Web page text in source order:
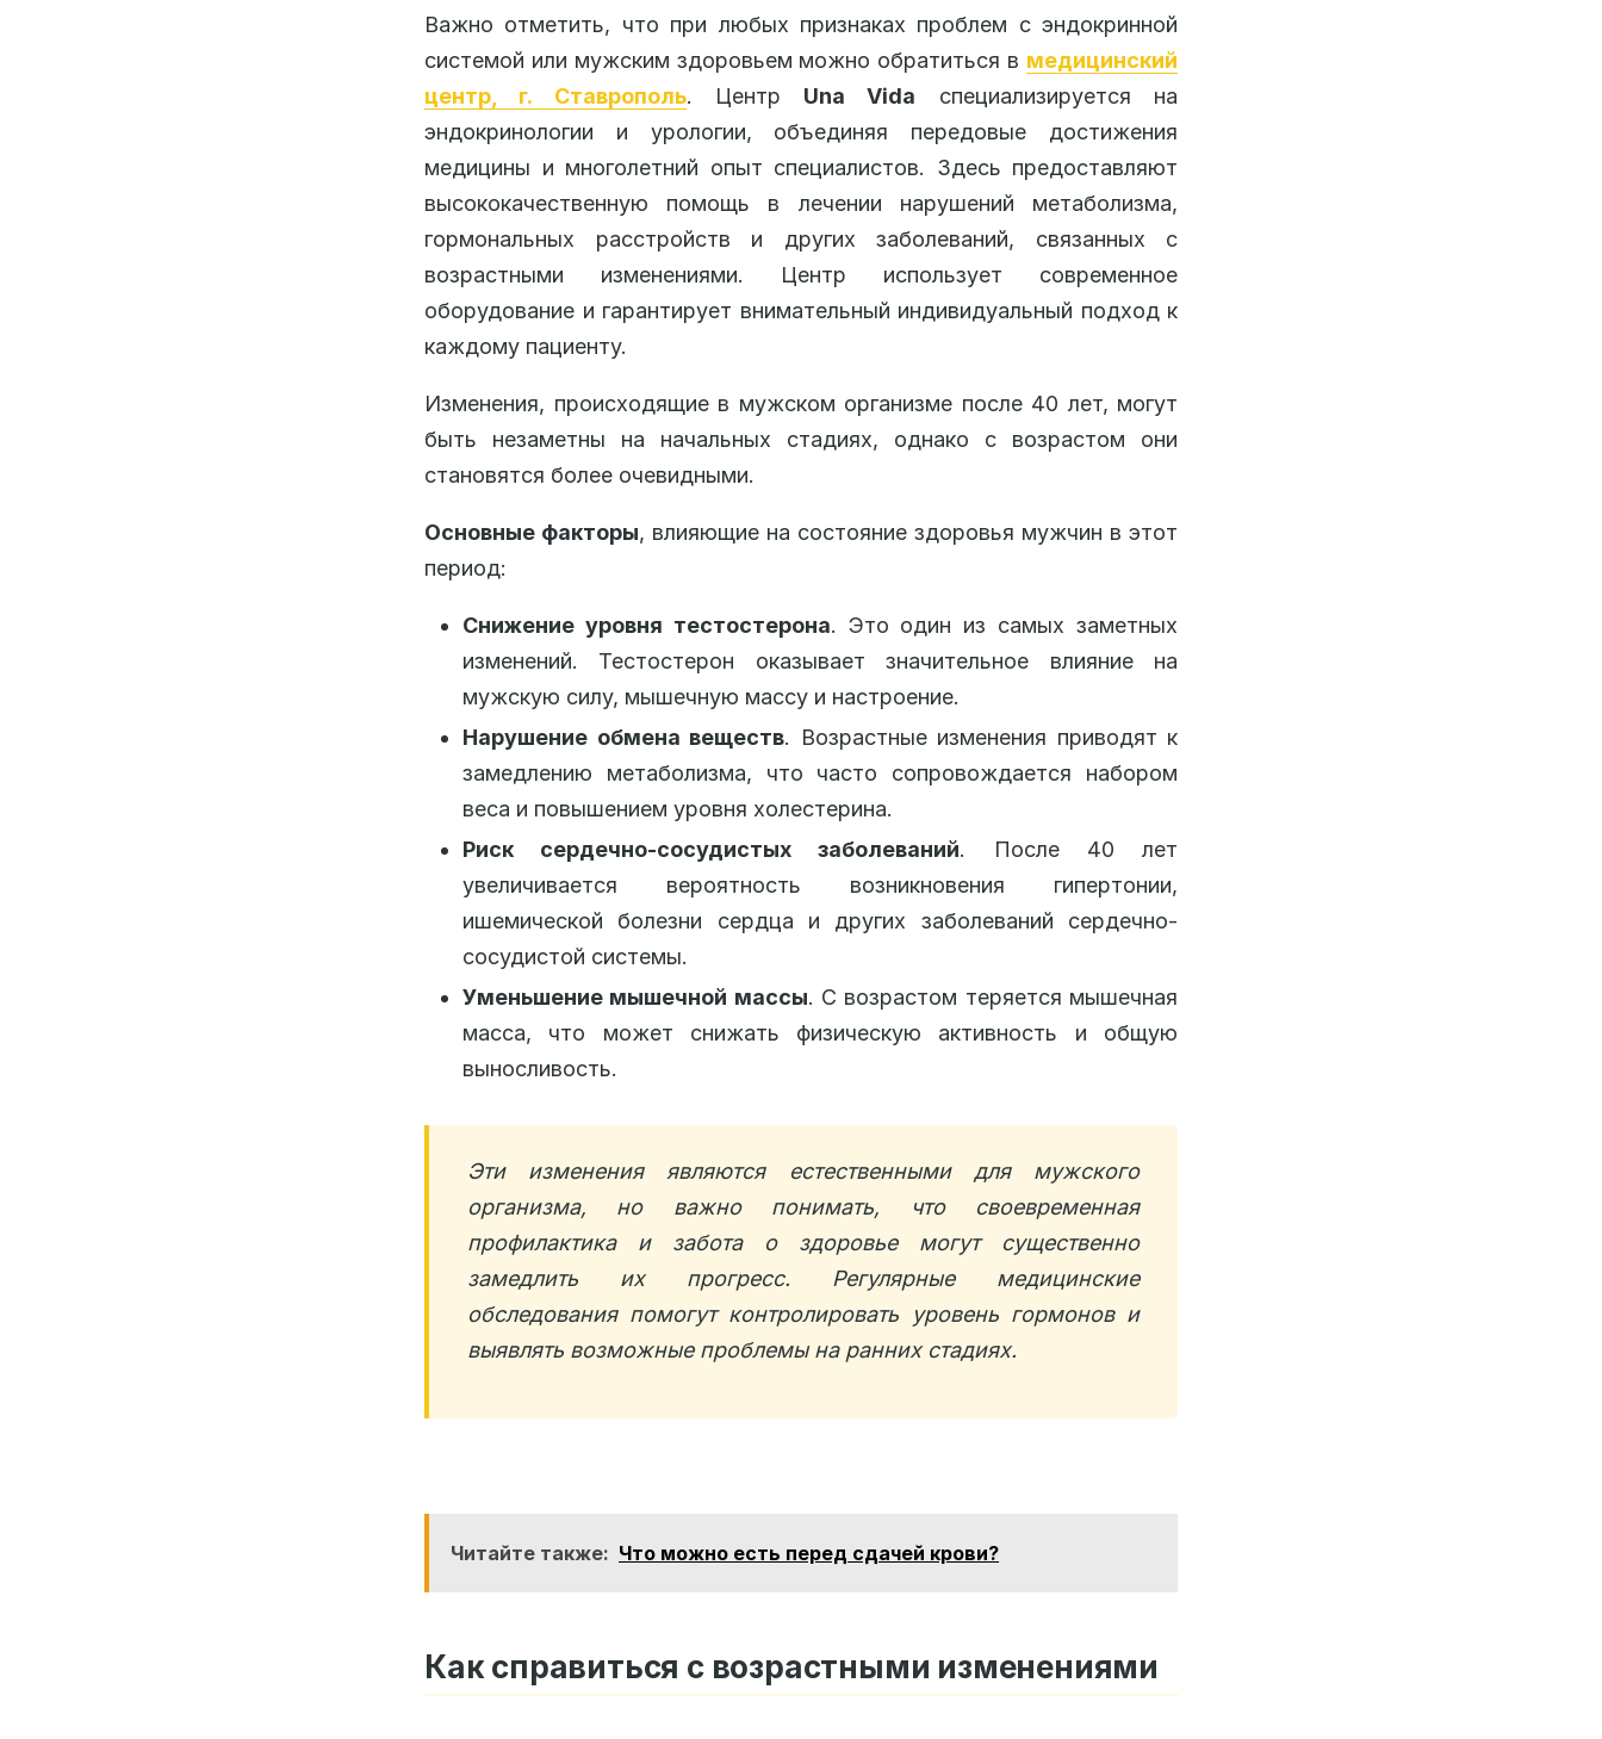
Важно отметить, что при любых признаках проблем с эндокринной
системой или мужским здоровьем можно обратиться в медицинский
центр, г. Ставрополь. Центр Una Vida специализируется на
эндокринологии и урологии, объединяя передовые достижения
медицины и многолетний опыт специалистов. Здесь предоставляют
высококачественную помощь в лечении нарушений метаболизма,
гормональных расстройств и других заболеваний, связанных с
возрастными изменениями. Центр использует современное
оборудование и гарантирует внимательный индивидуальный подход к
каждому пациенту.
Изменения, происходящие в мужском организме после 40 лет, могут
быть незаметны на начальных стадиях, однако с возрастом они
становятся более очевидными.
Основные факторы, влияющие на состояние здоровья мужчин в этот
период:
Снижение уровня тестостерона. Это один из самых заметных
изменений. Тестостерон оказывает значительное влияние на
мужскую силу, мышечную массу и настроение.
Нарушение обмена веществ. Возрастные изменения приводят к
замедлению метаболизма, что часто сопровождается набором
веса и повышением уровня холестерина.
Риск сердечно-сосудистых заболеваний. После 40 лет
увеличивается вероятность возникновения гипертонии,
ишемической болезни сердца и других заболеваний сердечно-
сосудистой системы.
Уменьшение мышечной массы. С возрастом теряется мышечная
масса, что может снижать физическую активность и общую
выносливость.
Эти изменения являются естественными для мужского
организма, но важно понимать, что своевременная
профилактика и забота о здоровье могут существенно
замедлить их прогресс. Регулярные медицинские
обследования помогут контролировать уровень гормонов и
выявлять возможные проблемы на ранних стадиях.
Читайте также: Что можно есть перед сдачей крови?
Как справиться с возрастными изменениями